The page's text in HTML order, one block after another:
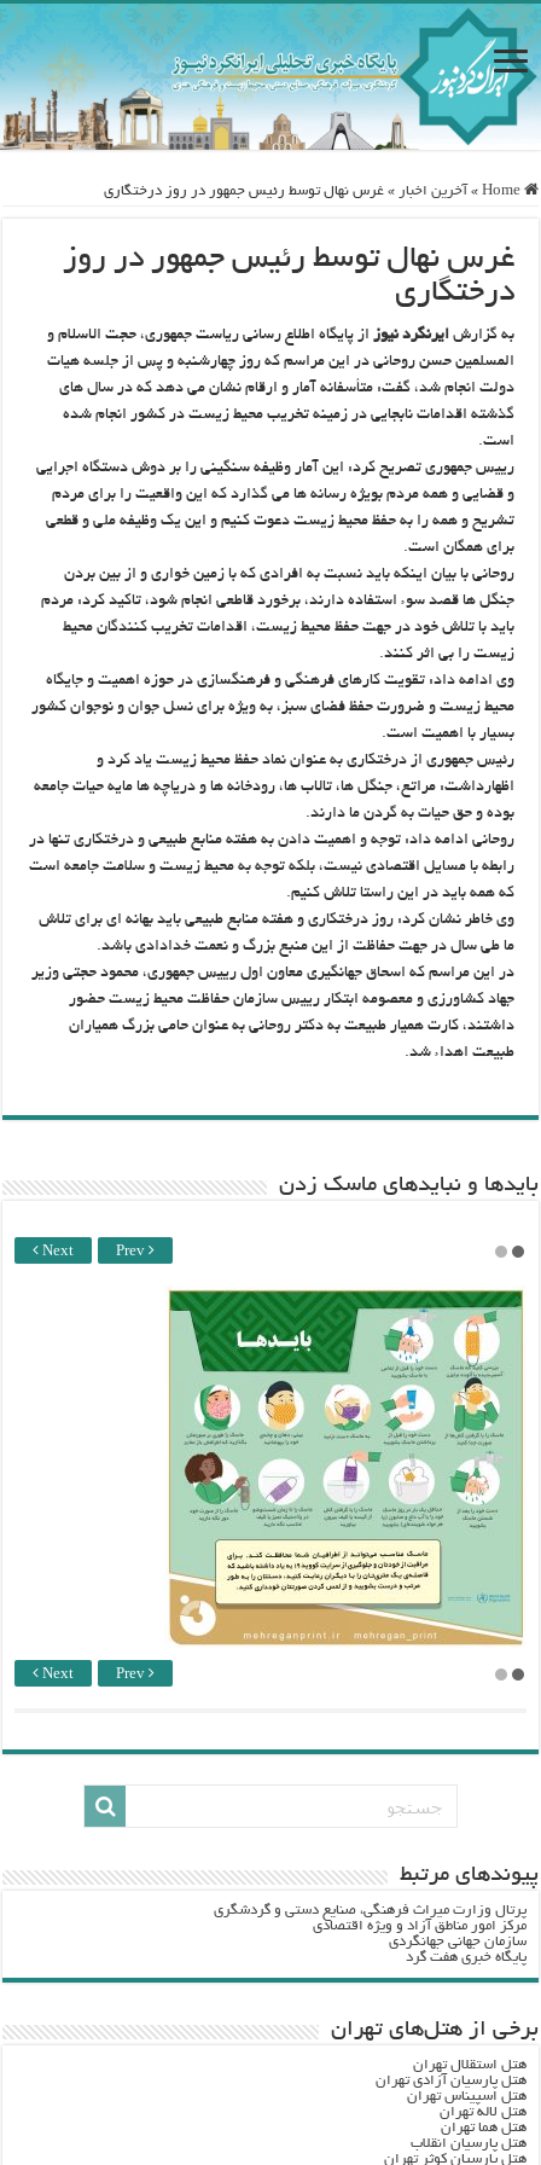
Home
» آخرین اخبار » غرس نهال توسط رئیس جمهور در روز درختگاری
غرس نهال توسط رئیس جمهور در روز
درختگاری
به گزارشایرنگرد نیوز از پایگاه اطلاع رسانی ریاست جمهوری، حجت الاسلام و
المسلمین حسن روحانی در این مراسم که روز چهارشنبه و پس از جلسه هیات
دولت انجام شد، گفت: متأسفانه آمار و ارقام نشان می دهد که در سال های
گذشته اقدامات نابجایی در زمینه تخریب محیط زیست در کشور انجام شده
است.
رییس جمهوری تصریح کرد: این آمار وظیفه سنگینی را بر دوش دستگاه اجرایی
و قضایی و همه مردم بویژه رسانه ها می گذارد که این واقعیت را برای مردم
تشریح و همه را به حفظ محیط زیست دعوت کنیم و این یک وظیفه ملی و قطعی
برای همگان است.
روحانی با بیان اینکه باید نسبت به افرادی که با زمین خواری و از بین بردن
جنگل ها قصد سوء استفاده دارند، برخورد قاطعی انجام شود، تاکید کرد: مردم
باید با تلاش خود در جهت حفظ محیط زیست، اقدامات تخریب کنندگان محیط
زیست را بی اثر کنند.
وی ادامه داد: تقویت کارهای فرهنگی و فرهنگسازی در حوزه اهمیت و جایگاه
محیط زیست و ضرورت حفظ فضای سبز، به ویژه برای نسل جوان و نوجوان کشور
بسیار با اهمیت است.
رئیس جمهوری از درختکاری به عنوان نماد حفظ محیط زیست یاد کرد و
اظهارداشت: مراتع، جنگل ها، تالاب ها، رودخانه ها و دریاچه ها مایه حیات جامعه
بوده و حق حیات به گردن ما دارند.
روحانی ادامه داد: توجه و اهمیت دادن به هفته منابع طبیعی و درختکاری تنها در
رابطه با مسایل اقتصادی نیست، بلکه توجه به محیط زیست و سلامت جامعه است
که همه باید در این راستا تلاش کنیم.
وی خاطر نشان کرد: روز درختکاری و هفته منابع طبیعی باید بهانه ای برای تلاش
ما طی سال در جهت حفاظت از این منبع بزرگ و نعمت خدادادی باشد.
در این مراسم که اسحاق جهانگیری معاون اول رییس جمهوری، محمود حجتی وزیر
جهاد کشاورزی و معصومه ابتکار رییس سازمان حفاظت محیط زیست حضور
داشتند، کارت همیار طبیعت به دکتر روحانی به عنوان حامی بزرگ همیاران
طبیعت اهداء شد.
باید‌ها و نبایدهای ماسک زدن
Next Prev
Next Prev
پيوندهاي مرتبط
پرتال وزارت ميراث فرهنگي، صنایع دستی و گردشگري
مرکز امور مناطق آزاد و ویژه اقتصادی
سازمان جهانی جهانگردی
پایگاه خبری هفت گرد
برخی از هتل‌های تهران
هتل استقلال تهران
هتل پارسیان آزادی تهران
هتل اسپیناس تهران
هتل لاله تهران
هتل هما تهران
هتل پارسیان انقلاب
هتل پارسیان کوثر تهران